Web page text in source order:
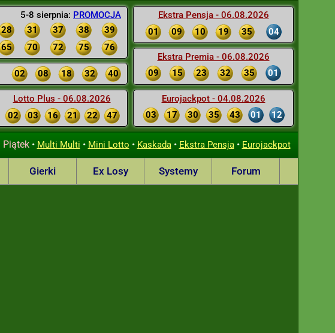
5-8 sierpnia: PROMOCJA
28 31 37 38
39
65 70 72 75 76
02 08 18 32 40
Lotto Plus - 06.08.2026
02
03 16 21 22 47
Ekstra Pensja - 06.08.2026
01
09 10 19 35 04
Ekstra Premia - 06.08.2026
09
15 23 32 35 01
Eurojackpot - 04.08.2026
03
17 30 35 43 01 12
Piątek• Multi Multi • Mini Lotto • Kaskada• Ekstra Pensja• Eurojackpot
Gierki Ex Losy Systemy Forum